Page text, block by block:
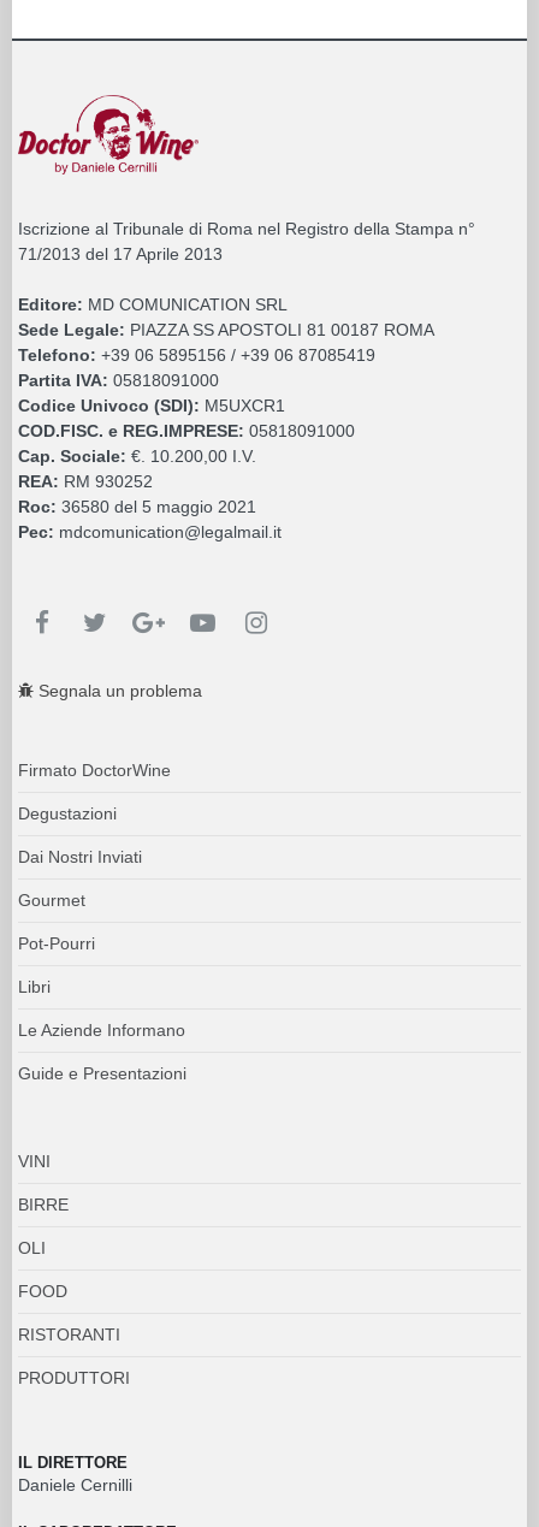
Iscrizione al Tribunale di Roma nel Registro della Stampa n°
71/2013 del 17 Aprile 2013
Editore: MD COMUNICATION SRL
Sede Legale: PIAZZA SS APOSTOLI 81 00187 ROMA
Telefono: +39 06 5895156 / +39 06 87085419
Partita IVA: 05818091000
Codice Univoco (SDI): M5UXCR1
COD.FISC. e REG.IMPRESE: 05818091000
Cap. Sociale: €. 10.200,00 I.V.
REA: RM 930252
Roc: 36580 del 5 maggio 2021
Pec: mdcomunication@legalmail.it
Segnala un problema
Firmato DoctorWine
Degustazioni
Dai Nostri Inviati
Gourmet
Pot-Pourri
Libri
Le Aziende Informano
Guide e Presentazioni
VINI
BIRRE
OLI
FOOD
RISTORANTI
PRODUTTORI
IL DIRETTORE
Daniele Cernilli